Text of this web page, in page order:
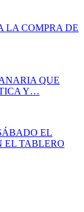
LA COMPRA DE
QUE
Y…
EL
EL TABLERO